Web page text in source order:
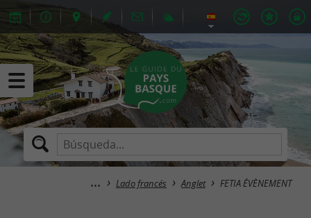
Lado francés Anglet FETIA ÉVÈNEMENT